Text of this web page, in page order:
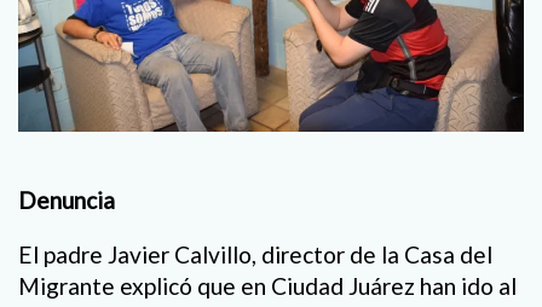
Denuncia
El padre Javier Calvillo, director de la Casa del
Migrante explicó que en Ciudad Juárez han ido al